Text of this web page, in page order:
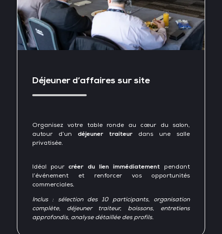
Déjeuner d’affaires sur site
Organisez votre table ronde au cœur du salon,
autour d’un déjeuner traiteurdans une salle
privatisée.
Idéal pourcréer du lien immédiatement pendant
l’événement et renforcer vos opportunités
commerciales.
Inclus : sélection des 10 participants, organisation
complète, déjeuner traiteur, boissons, entretiens
approfondis, analyse détaillée des profils.